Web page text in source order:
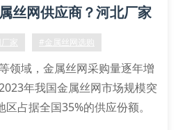
3个月就会生锈，而316l医用
保持10年不腐蚀。”正在
丝网供应商？河北厂家
家 #金属丝网选购
领域，金属丝网采购量逐年增
年我国金属丝网市场规模突
占据全国35%的供应份额。